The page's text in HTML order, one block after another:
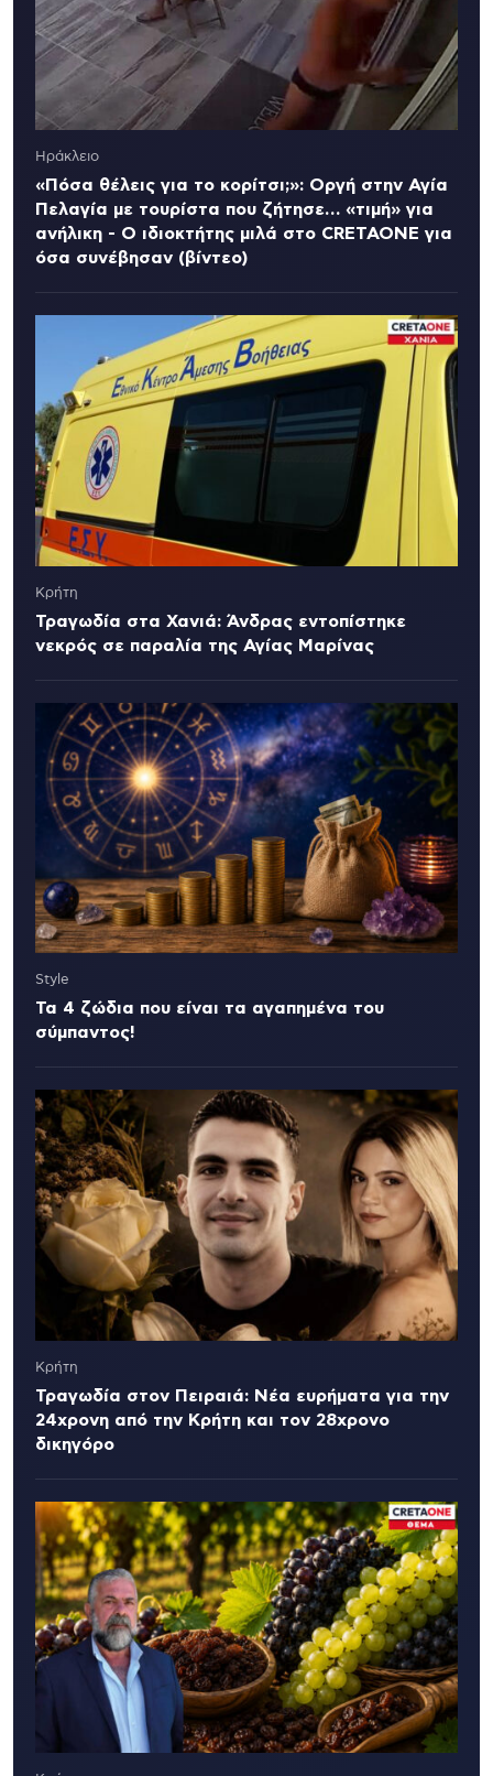
Ηράκλειο
«Πόσα θέλεις για το κορίτσι;»: Οργή στην Αγία
Πελαγία με τουρίστα που ζήτησε… «τιμή» για
ανήλικη - Ο ιδιοκτήτης μιλά στο CRETAONE για
όσα συνέβησαν (βίντεο)
Κρήτη
Τραγωδία στα Χανιά: Άνδρας εντοπίστηκε
νεκρός σε παραλία της Αγίας Μαρίνας
Style
Τα 4 ζώδια που είναι τα αγαπημένα του
σύμπαντος!
Κρήτη
Τραγωδία στον Πειραιά: Νέα ευρήματα για την
24χρονη από την Κρήτη και τον 28χρονο
δικηγόρο